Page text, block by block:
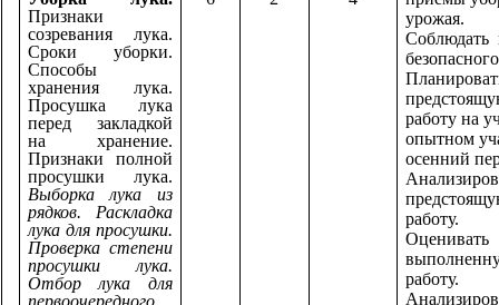
урожая.
Соблюдать
работу на
опытном
осенний
работу.
Оценивать
работу.
Признаки
созревания лука.
Сроки уборки.
Способы
хранения лука.
Просушка лука
перед закладкой
на хранение.
Признаки полной
просушки лука.
Выборка лука из
рядков. Раскладка
лука для просушки.
Проверка степени
просушки лука.
Отбор лука для